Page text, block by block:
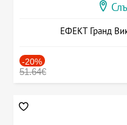
ЕФЕКТ Гранд
-20%
51.64€